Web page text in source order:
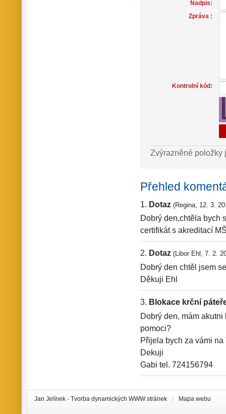
Nadpis:
Zpráva :
Kontrolní kód:
Zvýrazněné položky
Přehled
Dotaz (Regina, 12. 3.
Dobrý den,chtěla bych
certifikát s akreditací
Dotaz (Libor Ehl, 7. 2.
Dobrý den chtěl jsem
Děkuji Ehl
Blokace krční
Dobrý den, mám
pomoci?
Přijela bych za vámi na
Dekuji
Gabi tel. 724156794
Jan Jelínek - Tvorba dynamických WWW stránek | Mapa webu